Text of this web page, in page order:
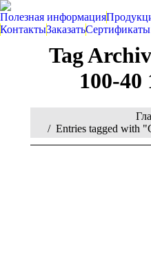
Полезная информация
КонтактыЗаказатьСертификаты
Tag
100-40
You are here:
Entries tagged with